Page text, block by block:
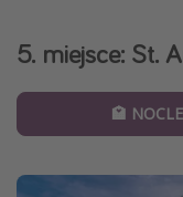
5. miejsce: St.
🏩